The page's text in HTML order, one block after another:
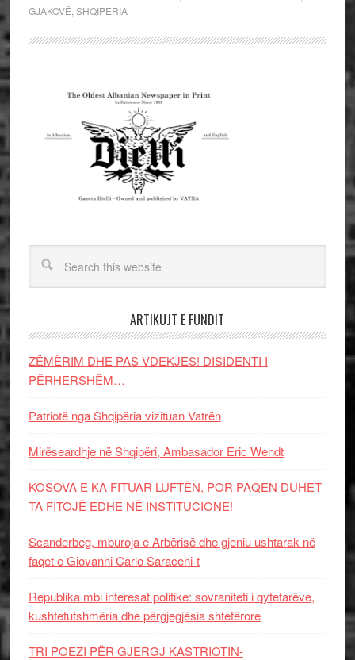
GJAKOVË SHQIPERIA
ARTIKUJT E FUNDIT
ZËMËRIM DHE PAS VDEKJES! DISIDENTI I
PËRHERSHËM…
Patriotë nga Shqipëria vizituan Vatrën
Mirëseardhje në Shqipëri, Ambasador Eric Wendt
KOSOVA E KA FITUAR LUFTËN, POR PAQEN DUHET
TA FITOJË EDHE NË INSTITUCIONE!
Scanderbeg, mburoja e Arbërisë dhe gjeniu ushtarak në
faqet e Giovanni Carlo Saraceni-t
Republika mbi interesat politike: sovraniteti i qytetarëve,
kushtetutshmëria dhe përgjegjësia shtetërore
TRI POEZI PËR GJERGJ KASTRIOTIN-